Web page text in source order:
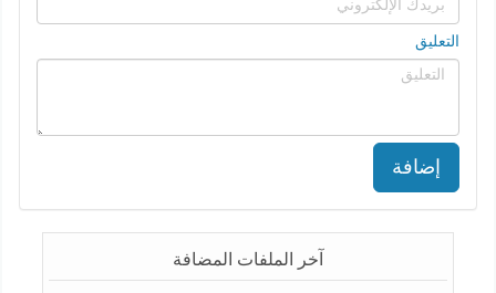
التعليق
إضافة
آخر الملفات المضافة